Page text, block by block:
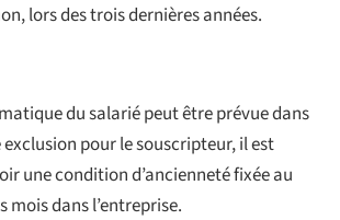
lors des trois dernières années.
du salarié peut être prévue dans
pour le souscripteur, il est
une condition d’ancienneté fixée au
dans l’entreprise.